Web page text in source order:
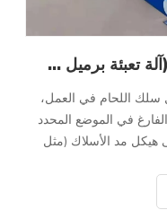
كيفية استخدام محمل البرميل (آلة تعبئة برميل سلك اللحام)
سلك اللحام في العمل،
في الموضع المحدد
هيكل مد الأسلاك (مثل